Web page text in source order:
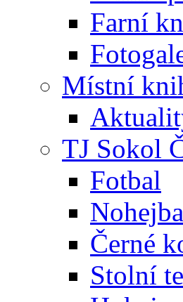
Farní
Místní
TJ Sokol
Fotbal
Černé
Stolní